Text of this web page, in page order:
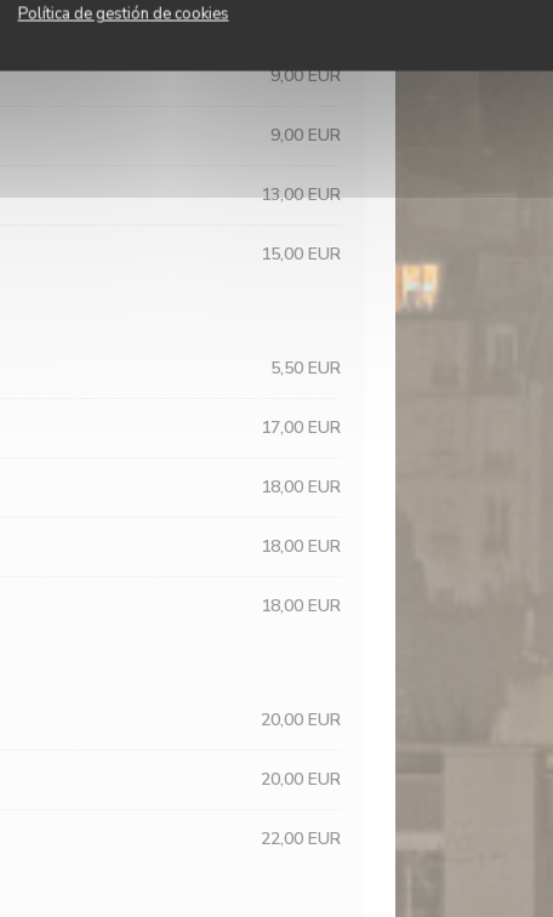
Política de gestión de cookies
9,00 EUR
9,00 EUR
13,00 EUR
15,00 EUR
5,50 EUR
17,00 EUR
18,00 EUR
18,00 EUR
18,00 EUR
20,00 EUR
20,00 EUR
22,00 EUR